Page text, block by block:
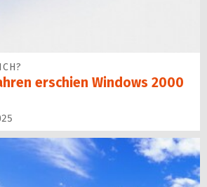
erschien Windows 2000